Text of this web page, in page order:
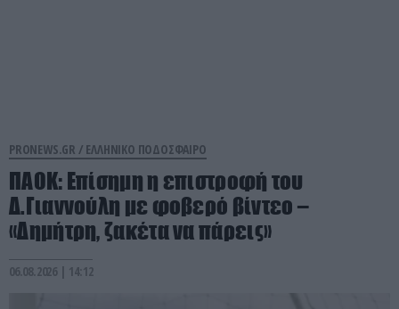
PRONEWS.GR / ΕΛΛΗΝΙΚΟ ΠΟΔΟΣΦΑΙΡΟ
ΠΑΟΚ: Επίσημη η επιστροφή του
Δ.Γιαννούλη με φοβερό βίντεο –
«Δημήτρη, ζακέτα να πάρεις»
06.08.2026 | 14:12